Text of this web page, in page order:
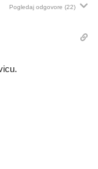
Pogledaj odgovore (22)